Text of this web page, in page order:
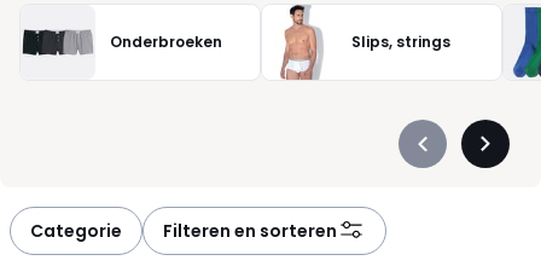
Onderbroeken Slips, strings
Précédent
Categorie Filteren en sorteren